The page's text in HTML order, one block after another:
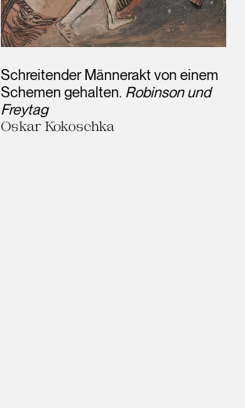
Schreitender Männerakt von einem
Schemen gehalten. Robinson und
Freytag
Oskar Kokoschka